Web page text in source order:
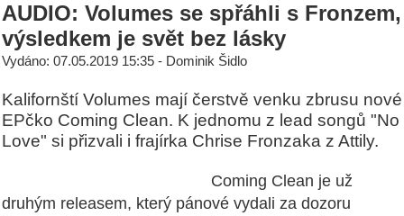
AUDIO: Volumes se spřáhli s Fronzem,
výsledkem je svět bez lásky
Vydáno: 07.05.2019 15:35 - Dominik Šidlo
Kalifornští Volumes mají čerstvě venku zbrusu nové
EPčko Coming Clean. K jednomu z lead songů "No
Love" si přizvali i frajírka Chrise Fronzaka z Attily.
Coming Clean je už
druhým releasem, který pánové vydali za dozoru